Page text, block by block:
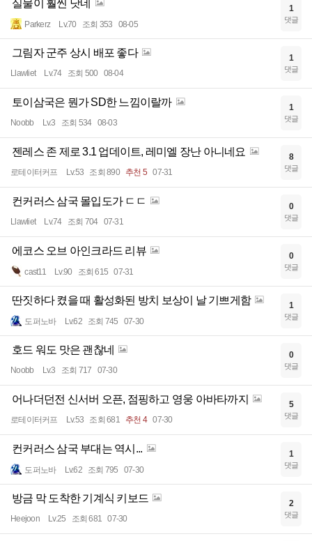
실물이 훨씬 낫네
Parkerz Lv.70 조회 353 08-05
1
댓글
그림자 군주 상시 배포 좋다
Llawliet Lv.74 조회 500 08-04
1
댓글
토이삼국은 뭔가 SD한 느낌이랄까
Noobb Lv.3 조회 534 08-03
1
댓글
젠레스 존 제로 3.1 업데이트, 레미엘 장난 아니네요
로테이터커프 Lv.53 조회 890 추천 5 07-31
8
댓글
컨커러스 삼국 몰입도가 ㄷㄷ
Llawliet Lv.74 조회 704 07-31
0
댓글
에코스 오브 아인크라드 리뷰
cast11 Lv.90 조회 615 07-31
0
댓글
딴짓하다 켰을 때 활성화된 방치 보상이 날 기쁘게함
도퍼노바 Lv.62 조회 745 07-30
1
댓글
호드 워도 맛은 괜찮네
Noobb Lv.3 조회 717 07-30
0
댓글
어나더던전 신서버 오픈, 점핑하고 영웅 아바타까지
로테이터커프 Lv.53 조회 681 추천 4 07-30
5
댓글
컨커러스 삼국 부대는 역시...
도퍼노바 Lv.62 조회 795 07-30
1
댓글
방금 막 도착한 기계식 키보드
Heejoon Lv.25 조회 681 07-30
2
댓글